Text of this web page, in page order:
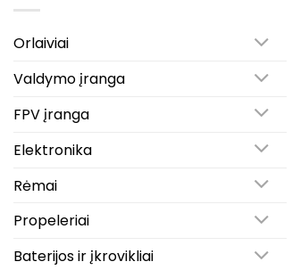
Orlaiviai
Valdymo įranga
FPV įranga
Elektronika
Rėmai
Propeleriai
Baterijos ir įkrovikliai